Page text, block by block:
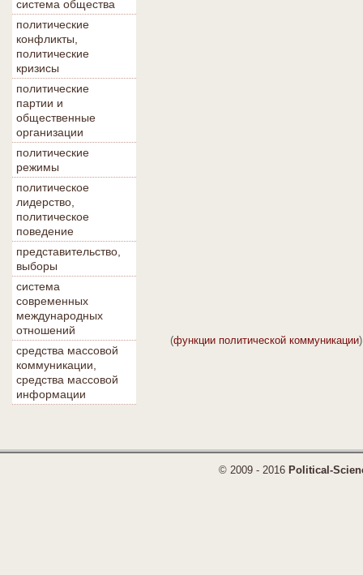
система общества
политические
конфликты,
политические
кризисы
политические
партии и
общественные
организации
политические
режимы
политическое
лидерство,
политическое
поведение
представительство,
выборы
система
современных
международных
отношений
средства массовой
коммуникации,
средства массовой
информации
(функции политической коммуникации
© 2009 - 2016 Political-